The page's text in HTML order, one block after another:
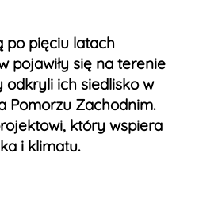
po pięciu latach
pojawiły się na terenie
odkryli ich siedlisko w
Pomorzu Zachodnim.
który wspiera
i klimatu.